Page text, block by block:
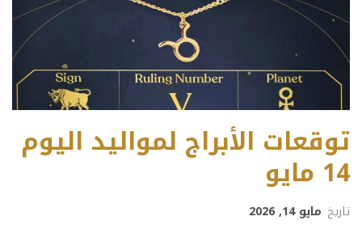
توقعات الأبراج لمواليد اليوم
14 مايو
تاريخ مايو 14, 2026